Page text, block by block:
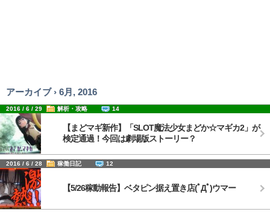
アーカイブ › 6月, 2016
2016 / 6 / 29 解析・攻略 14
【まどマギ新作】「SLOT魔法少女まどか☆マギカ2」が
検定通過！今回は劇場版ストーリー？
2016 / 6 / 28 稼働日記 12
【5/26稼動報告】ベタピン据え置き店(ﾟДﾟ)ウマー